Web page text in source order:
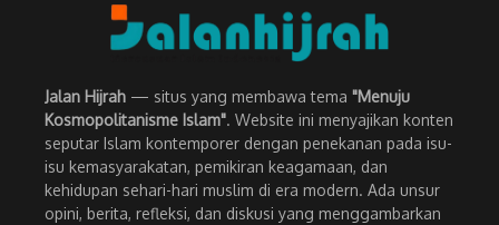
Jalan Hijrah — situs yang membawa tema "Menuju
Kosmopolitanisme Islam". Website ini menyajikan konten
seputar Islam kontemporer dengan penekanan pada isu-
isu kemasyarakatan, pemikiran keagamaan, dan
kehidupan sehari-hari muslim di era modern. Ada unsur
opini, berita, refleksi, dan diskusi yang menggambarkan